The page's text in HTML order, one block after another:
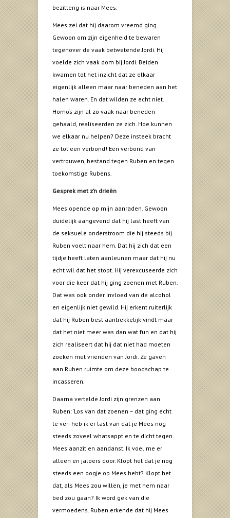
bezitterig is naar Mees.
Mees zei dat hij daarom vreemd ging.
Gewoon om zijn eigenheid te bewaren
tegenover de vaak betwetende Jordi. Hij
voelde zich vaak dom bij Jordi. Beiden
kwamen tot het inzicht dat ze elkaar
eigenlijk alleen maar naar beneden aan het
halen waren. En dat wilden ze echt niet.
Homo‘s zijn al zo vaak naar beneden
gehaald, realiseerden ze zich. Hoe kunnen
we elkaar nu helpen? Deze insteek bracht
ze tot een verbond! Een verbond van
vertrouwen, bestand tegen Ruben en tegen
toekomstige Rubens.
Gesprek met z’n drieën
Mees opende op mijn aanraden. Gewoon
duidelijk aangevend dat hij last heeft van
de seksuele onderstroom die hij steeds bij
Ruben voelt naar hem. Dat hij zich dat een
tijdje heeft laten aanleunen maar dat hij nu
echt wil dat het stopt. Hij verexcuseerde zich
voor die keer dat hij ging zoenen met Ruben.
Dat was ook onder invloed van de alcohol
en eigenlijk niet gewild. Hij erkent ruiterlijk
dat hij Ruben best aantrekkelijk vindt maar
dat het niet meer was dan wat fun en dat hij
zich realiseert dat hij dat niet had moeten
zoeken met vrienden van Jordi. Ze gaven
aan Ruben ruimte om deze boodschap te
incasseren.
Daarna vertelde Jordi zijn grenzen aan
Ruben: ‘Los van dat zoenen – dat ging echt
te ver- heb ik er last van dat je Mees nog
steeds zoveel whatsappt en te dicht tegen
Mees aanzit en aandanst. Ik voel me er
alleen en jaloers door. Klopt het dat je nog
steeds een oogje op Mees hebt? Klopt het
dat, als Mees zou willen, je met hem naar
bed zou gaan? Ik word gek van die
vermoedens. Ruben erkende dat hij Mees